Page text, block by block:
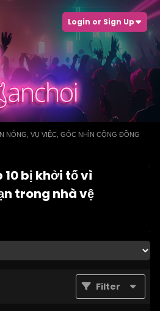
Login or Sign Up
NÓNG, VỤ VIỆC, GÓC NHÌN CỘNG ĐỒNG
10 bị khởi tố vì
trong nhà vệ
Filter